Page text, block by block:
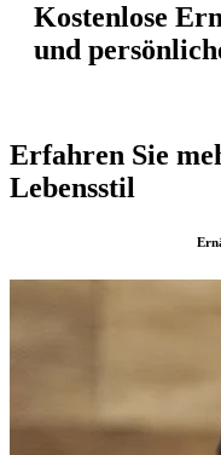
Kostenlose
und
Erfahren Sie
Lebensstil